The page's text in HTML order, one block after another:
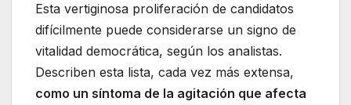
Esta vertiginosa proliferación de candidatos
difícilmente puede considerarse un signo de
vitalidad democrática, según los analistas.
Describen esta lista, cada vez más extensa,
como un síntoma de la agitación que afecta